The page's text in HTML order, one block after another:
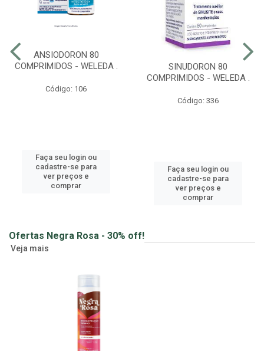
ANSIODORON 80
Faça seu login ou
cadastre-se para
ver preços e
SINUDORON 80
Faça seu login ou
cadastre-se para
ver preços e
Ofertas Negra Rosa - 30% off!
Veja mais